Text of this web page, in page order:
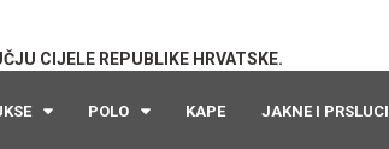
CIJELE REPUBLIKE HRVATSKE.
POLO KAPE JAKNE I PRSLUCI